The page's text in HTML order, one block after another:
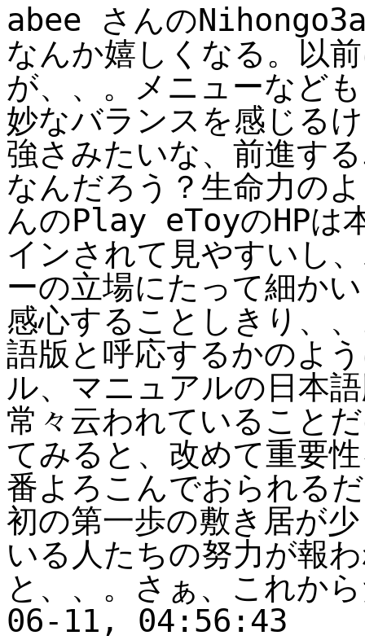
abee さんの
なんか嬉しくなる。以
が、、。メニューなど
妙なバランスを感じる
強さみたいな、前進す
なんだろう？生命力の
んのPlay eToyのHPは
インされて見やすいし
ーの立場にたって細か
感心することしきり、
語版と呼応するかのよ
ル、マニュアルの日本
常々云われていること
てみると、改めて重要
番よろこんでおられる
初の第一歩の敷き居が
いる人たちの努力が報
と、、。さぁ、これ
06-11, 04:56:43